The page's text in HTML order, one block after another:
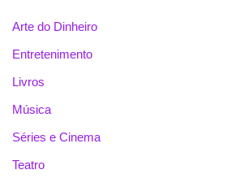
Arte do Dinheiro
Entretenimento
Livros
Música
Séries e Cinema
Teatro